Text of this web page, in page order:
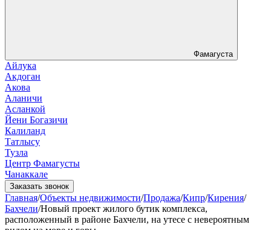
Фамагуста
Айлука
Акдоган
Акова
Аланичи
Асланкой
Йени Богазичи
Калиланд
Татлысу
Тузла
Центр Фамагусты
Чанаккале
Заказать звонок
Главная/Объекты недвижимости/Продажа/Кипр/Кирения/
Бахчели/Новый проект жилого бутик комплекса,
расположенный в районе Бахчели, на утесе с невероятным